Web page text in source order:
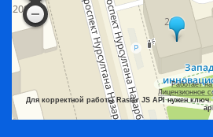
Работает
Лицензионное
Для корректной работы Raster JS API нужен